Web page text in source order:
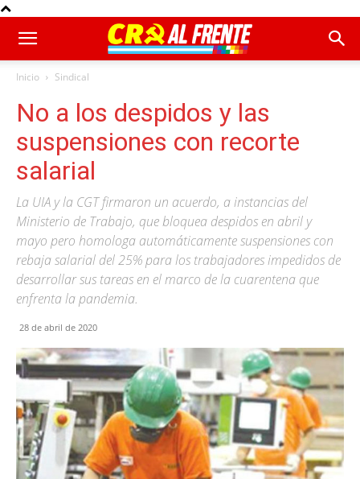
Inicio Sindical
No a los despidos y las
suspensiones con recorte
salarial
La UIA y la CGT firmaron un acuerdo, a instancias del
Ministerio de Trabajo, que bloquea despidos en abril y
mayo pero homologa automáticamente suspensiones con
rebaja salarial del 25% para los trabajadores impedidos de
desarrollar sus tareas en el marco de la cuarentena que
enfrenta la pandemia.
28 de abril de 2020